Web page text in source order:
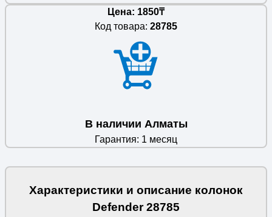
Цена: 1850₸
Код товара: 28785
В наличии Алматы
Гарантия: 1 месяц
Характеристики и описание колонок
Defender 28785